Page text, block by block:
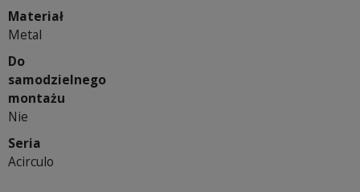
Materiał
Metal
Do
samodzielnego
montażu
Nie
Seria
Acirculo